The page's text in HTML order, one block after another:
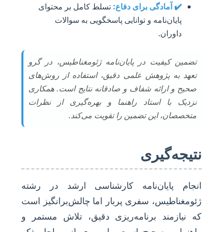
✔️ آمادگی برای دفاع: تسلط کامل بر محتوای
پایان‌نامه و توانایی پاسخگویی به سوالات
داوران.
تضمین کیفیت در پایان‌نامه ژئومغناطیس، در گرو
تعهد به پژوهش علمی دقیق، استفاده از روش‌های
صحیح و ارائه شفاف و صادقانه نتایج است. همکاری
نزدیک با استاد راهنما و بهره‌گیری از نظرات
متخصصان، این تضمین را تقویت می‌کند.
نتیجه‌گیری
انجام پایان‌نامه کارشناسی ارشد در رشته
ژئومغناطیس، سفری پربار اما چالش‌برانگیز است
که نیازمند برنامه‌ریزی دقیق، تلاش مستمر و